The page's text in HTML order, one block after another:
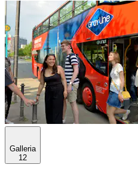
Galleria
12